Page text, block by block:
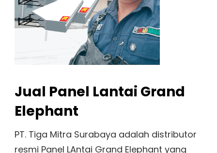
Jual Panel Lantai Grand
Elephant
PT. Tiga Mitra Surabaya adalah distributor
resmi Panel LAntai Grand Elephant yang